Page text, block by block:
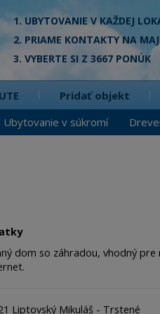
1. UBYTOVANIE V KAŽDEJ
2. PRIAME KONTAKTY NA
3. VYBERTE SI Z 3667 PONÚK
Ubytovanie v súkromí
Pridať objekt
dom so záhradou, vhodný
Liptovský Mikuláš - Trstené